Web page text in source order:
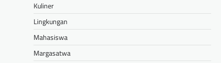
Kuliner
Lingkungan
Mahasiswa
Margasatwa